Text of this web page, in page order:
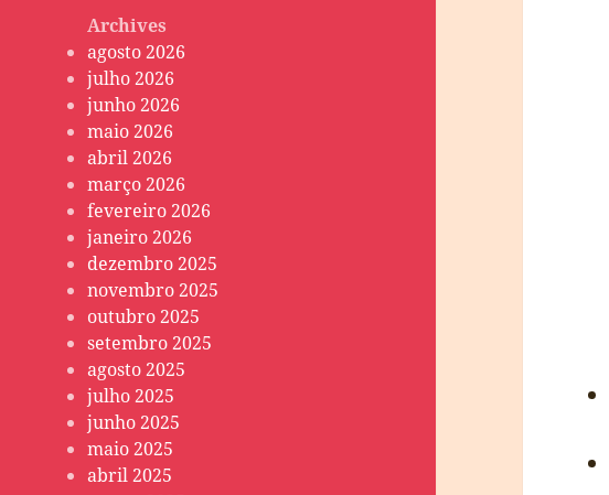
Archives
agosto 2026
julho 2026
junho 2026
maio 2026
abril 2026
março 2026
fevereiro 2026
janeiro 2026
dezembro 2025
novembro 2025
outubro 2025
setembro 2025
agosto 2025
julho 2025
junho 2025
maio 2025
abril 2025